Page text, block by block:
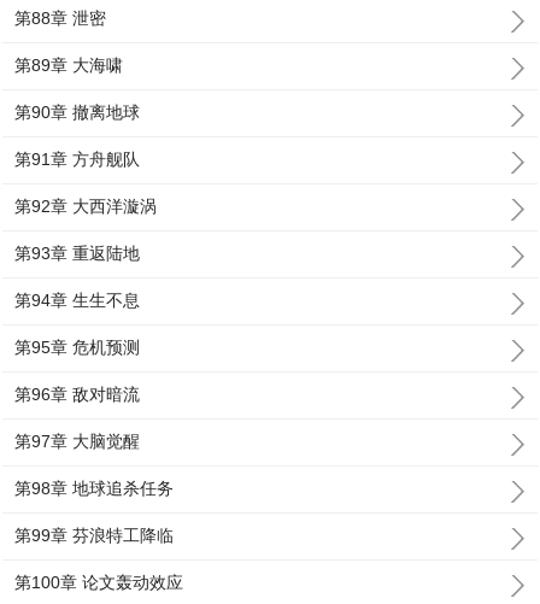
第88章 泄密
第89章 大海啸
第90章 撤离地球
第91章 方舟舰队
第92章 大西洋漩涡
第93章 重返陆地
第94章 生生不息
第95章 危机预测
第96章 敌对暗流
第97章 大脑觉醒
第98章 地球追杀任务
第99章 芬浪特工降临
第100章 论文轰动效应